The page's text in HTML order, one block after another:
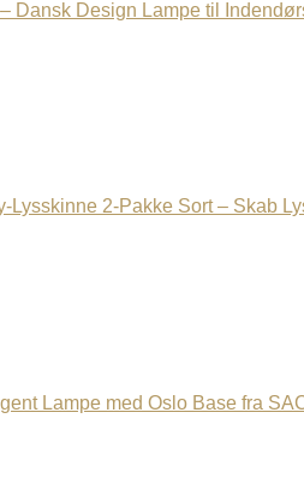
Dansk Design Lampe til
Lysskinne 2-Pakke Sort – Skab
Lampe med Oslo Base fra